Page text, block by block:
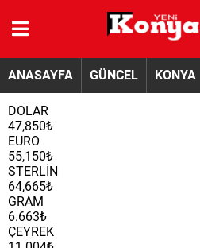
ANASAYFA GÜNCEL KONYA
DOLAR
47,850₺
EURO
55,150₺
STERLİN
64,665₺
GRAM
6.663₺
ÇEYREK